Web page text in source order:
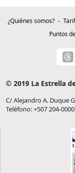
¿Quiénes somos?
Puntos
© 2019 La Estrella
C/ Alejandro A. Duque
Teléfono: +507 204-0000